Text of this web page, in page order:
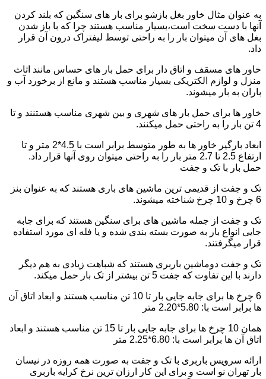
به عنوان مثال خاور بغل بازشو برای بار های سنگین که بلند کردن
آنها با دست سخت است،بسیار مناسب هستند چرا که با باز شدن
بغل های آن میتوان بار را به راحتی توسط لیفتراک درون آن قرار
داد.
خاور های مسقف و اتاق دار برای حمل بار های حساس مانند اثاث
منزل و لوازم الکتریکی بسیار مناسب هستند و مانع از برخورد آب و
باران به بار میشوند.
خاور ها برای حمل بار های شهری و بین شهری مناسب هستنند و تا
4 تن بار را به راحتی حمل میکنند.
ابعاد بارگیر خاور ها به طور متوسط برابر است با 4.5*2 متر و تا
ارتفاع 2.5 تا 2.7 متر بار را به راحتی میتوان روی آنها قرار داد.
حمل بار با تک و جفت
تک و جفت از قدیمی ترین ماشین های باری هستند که به عنوان بنز
6 چرخ و 10 چرخ شناخته میشوند.
تک و جفت از جمله ماشین های برای سنگین هستند که برای جابه
جایی انواع بار به صورت بسته بندی شده و یا فله ای مورد استفاده
قرار میگرفتند.
تک و جفت دوماشین باربری هستند که شباهت زیادی به هم دیگر
دارند با این تفاوت که جفت 5 تن بیشتر از تک بار حمل میکند.
6 چرخ ها برای جابه جایی بار تا 10 تن مناسب هستند و ابعاد اتاق آن
ها برابر است با: 5.80*2.20 متر
همان 10 چرخ ها برای جابه جایی بار تا 15 تن مناسب هستند و ابعاد
اتاق آن ها برابر است با: 6.80*2.25 متر
ارائه سرویس باربری با تک و جفت به صورت همه روزه در نیسان
بار تهران نو است و برای این کار ارزان ترین نرخ کرایه باربری